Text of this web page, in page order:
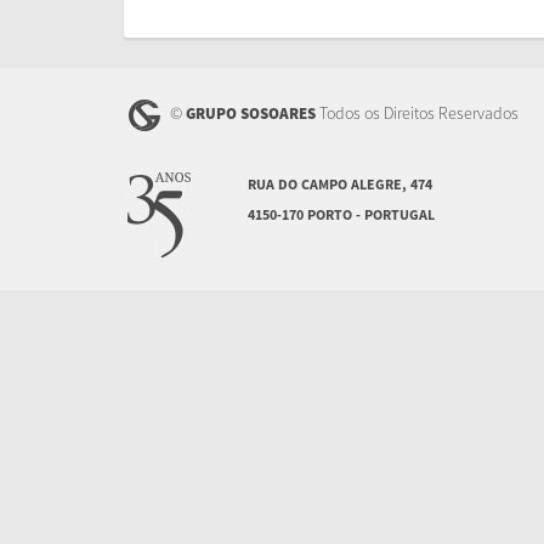
©GRUPO SOSOARESTodos os Direitos Reservados
RUA DO CAMPO ALEGRE, 474
4150-170 PORTO - PORTUGAL